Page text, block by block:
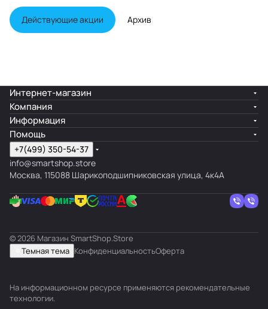
Действующие акции Архив
Акция «2 по цене 1» за игры для консоли
Бессрочная акция
-10% на первый заказ
С 1 по 28 декабря
Тепловой насос Brundfox в подарок при
Интернет-магазин
Компания
Информация
Помощь
+7(499) 350-54-37
info@smartshop.store
Москва, 115088 Шарикоподшипниковская улица, 4к4А
© 2026 Магазин SmartShop.Store
Темная тема КонфиденциальностьОферта
На информационном ресурсе применяются рекомендательные
технологии.